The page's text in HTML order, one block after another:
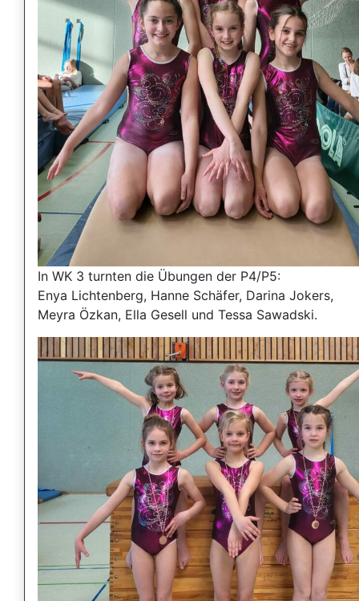
In WK 3 turnten die Übungen der P4/P5:
Enya Lichtenberg, Hanne Schäfer, Darina Jokers,
Meyra Özkan, Ella Gesell und Tessa Sawadski.